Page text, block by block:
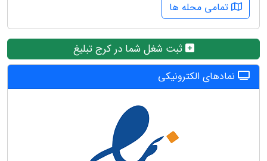
تمامی محله ها
ثبت شغل شما در کرج تبلیغ
نمادهای الکترونیکی